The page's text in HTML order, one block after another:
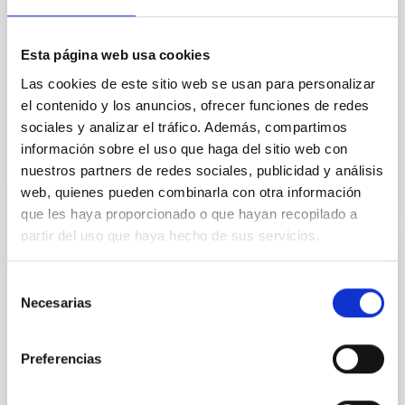
Esta página web usa cookies
Las cookies de este sitio web se usan para personalizar
el contenido y los anuncios, ofrecer funciones de redes
sociales y analizar el tráfico. Además, compartimos
información sobre el uso que haga del sitio web con
nuestros partners de redes sociales, publicidad y análisis
web, quienes pueden combinarla con otra información
que les haya proporcionado o que hayan recopilado a
partir del uso que haya hecho de sus servicios.
Necesarias
Preferencias
estructuras nunca antes vistas, entre ellas varias
estructura alargada en forma de espiral, que apunta
también ha
Fecha de publicación 14/10/2025 - 13:48:47
El IAC presenta en Space Tech Expo
Europe los avances de IACTEC-Espacio y
El Instituto de Astrofísica de Canarias (IAC), a través